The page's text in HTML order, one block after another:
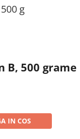
g
B, 500 grame
IN COS